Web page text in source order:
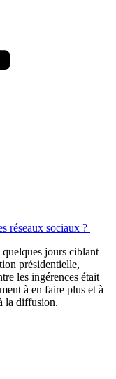
réseaux sociaux ?
jours ciblant
présidentielle,
les ingérences était
à en faire plus et à
la diffusion.